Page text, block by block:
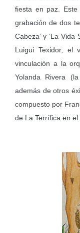
fiesta en paz.
grabación de dos
Cabeza’ y ‘La Vida
Luigui Texidor, el
vinculación a la
Yolanda Rivera
además de otros
compuesto por
de La Terrífica en el